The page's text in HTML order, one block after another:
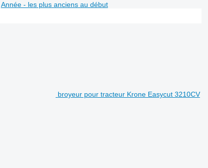
Année - les plus anciens au début
broyeur pour tracteur Krone Easycut 3210CV